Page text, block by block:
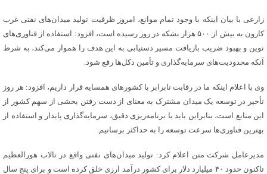
زارعی با بیان اینکه با وجود تمام موانع، امروز ظرفیت تولید میدان‌های نفتی غرب
کارون به بیش از ۵۰۰ هزار بشکه در روز رسیده است، افزود: استفاده از فناوری‌های
نوین و بهبود ضریب بازیافت مسیر دستیابی به این هدف را هموار می‌کند، به شرط
آنکه محدودیت‌های سرمایه‌گذاری و تأمین دکل‌ها رفع شود.
وی با اعلام اینکه ما در رقابت نابرابر با کشورهای همسایه قرار داریم، افزود: هر روز
تأخیر در توسعه یک میدان مشترک به معنای از دست رفتن بخشی از سهم کشور از
این منابع است، بنابراین باید با برنامه‌ریزی دقیق، سرمایه‌گذاری پایدار و استفاده از
بهترین فناوری‌ها سرعت توسعه را به حداکثر برسانیم.
مدیرعامل شرکت متن اعلام کرد: تولید میدان‌های نفتی واقع در تالاب هورالعظیم
تاکنون حدود ۴۰ میلیارد دلار برای کشور درآمد ارزی خلق کرده است و برای پنج سال